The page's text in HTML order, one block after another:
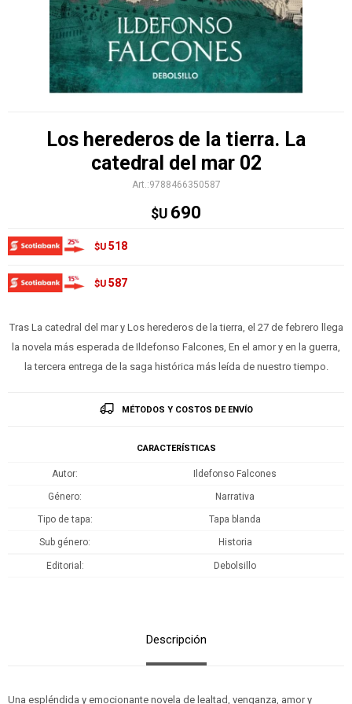
Los herederos de la tierra. La
catedral del mar 02
9788466350587
$U 690
$U 518
$U 587
Tras La catedral del mar y Los herederos de la tierra, el 27 de febrero llega
la novela más esperada de Ildefonso Falcones, En el amor y en la guerra,
la tercera entrega de la saga histórica más leída de nuestro tiempo.
MÉTODOS Y COSTOS DE ENVÍO
CARACTERÍSTICAS
Autor Ildefonso Falcones
Género Narrativa
Tipo de tapa Tapa blanda
Sub género Historia
Editorial Debolsillo
Descripción
Una espléndida y emocionante novela de lealtad, venganza, amor y